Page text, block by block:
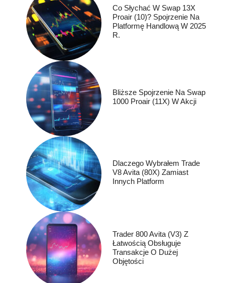
Co Słychać W Swap 13X
Proair (10)? Spojrzenie Na
Platformę Handlową W 2025
R.
Bliższe Spojrzenie Na Swap
1000 Proair (11X) W Akcji
Dlaczego Wybrałem Trade
V8 Avita (80X) Zamiast
Innych Platform
Trader 800 Avita (V3) Z
Łatwością Obsługuje
Transakcje O Dużej
Objętości